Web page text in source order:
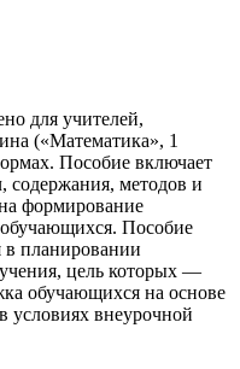
для учителей,
(«Математика», 1
Пособие включает
содержания, методов и
формирование
Пособие
в планировании
цель которых —
обучающихся на основе
условиях внеурочной